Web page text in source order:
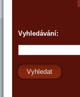
Vyhledávání:
Vyhledat